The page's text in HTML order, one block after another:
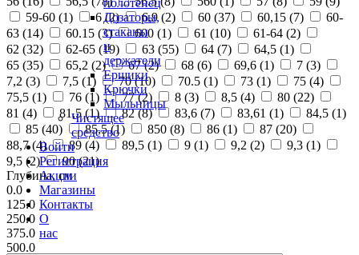
Дозаторы,
стаканы
и
держатели
Ершики
Крючки
Мыльницы
Чистящее
средство
Войти
Регистрация
Акции
Магазины
Контакты
О
нас
59-60 (1) 6 (2) 6,9 (2) 60 (37) 60,15 (7)
60-
63 (14) 60.15 (3) 600 (1) 61 (10) 61-64 (2)
62 (32) 62-65 (19) 63 (55) 64 (7) 64,5 (1)
65 (35) 65,2 (2) 67 (2) 68 (6) 69,6 (1) 7 (3)
7,2 (3) 7,5 (1) 70 (10) 70.5 (1) 73 (1) 75 (4)
75,5 (1) 76 (1) 77 (2) 8 (3) 8,5 (4) 80 (22)
81 (4) 81,5 (1) 82 (8) 83,6 (7) 83,61 (1) 84,5 (1)
85 (40) 85,5 (1) 850 (8) 86 (1) 87 (20)
88,7 (4) 89 (4) 89,5 (1) 9 (1) 9,2 (2) 9,3 (1)
9,5 (2) 90 (21)
Глубина, см
0.0
125.0
250.0
375.0
500.0